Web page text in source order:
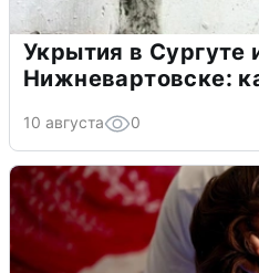
Укрытия в Сургуте
Нижневартовске:
10 августа 0